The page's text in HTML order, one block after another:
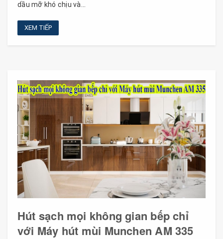
dầu mỡ khó chịu và...
XEM TIẾP
Hút sạch mọi không gian bếp chỉ
với Máy hút mùi Munchen AM 335